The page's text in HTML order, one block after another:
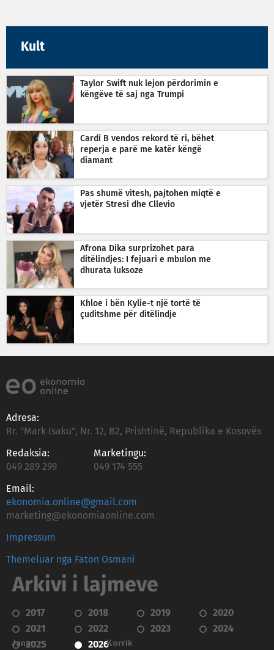
Kult
Taylor Swift nuk lejon përdorimin e
këngëve të saj nga Trumpi
Cardi B vendos rekord të ri, bëhet
reperja e parë me katër këngë
diamant
Pas shumë vitesh, pajtohen miqtë e
vjetër Stresi dhe Cllevio
Afrona Dika surprizohet para
ditëlindjes: I fejuari e mbulon me
dhurata luksoze
Khloe i bën Kylie-t një tortë të
çuditshme për ditëlindje
Adresa:
Rr. "Mark Isaku", Nr. 12, B2, Prishtinë, Republika e Kosovës
Redaksia:
049 289 299
Marketingu:
049 174 555
Email:
ekonomia.online@gmail.com
marketing@ekonomiaonline.com
Impressum
Themeluar nga Faton Osmani
Arkivi i lajmeve
2017 2018 2019
2020
2021
2022 2023
2024
2025
2026
Janar
Korrik